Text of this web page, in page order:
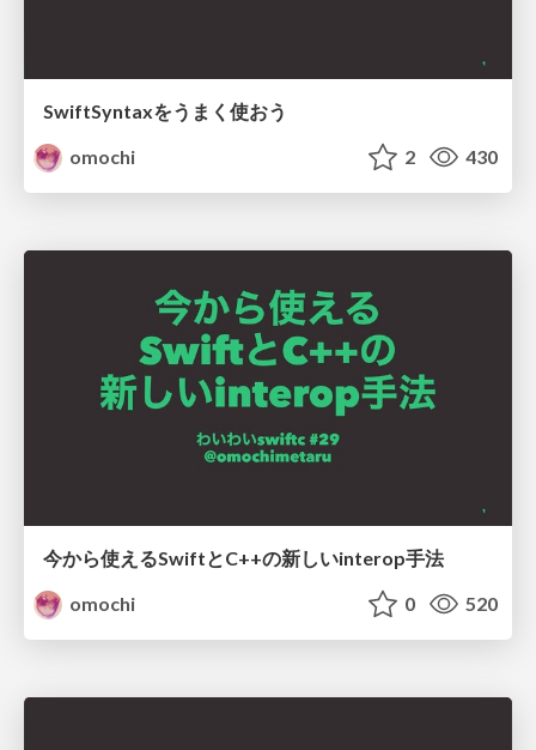
SwiftSyntaxをうまく使おう
omochi
2 430
今から使えるSwiftとC++の新しいinterop手法
omochi
0 520